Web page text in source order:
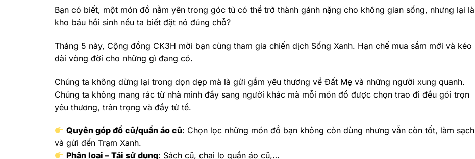
Bạn có biết, một món đồ nằm yên trong góc tủ có thể trở thành gánh nặng cho không gian sống, nhưng lại là
kho báu hồi sinh nếu ta biết đặt nó đúng chỗ?
Tháng 5 này, Cộng đồng CK3H mời bạn cùng tham gia chiến dịch Sống Xanh. Hạn chế mua sắm mới và kéo
dài vòng đời cho những gì đang có.
Chúng ta không dừng lại trong dọn dẹp mà là gửi gắm yêu thương về Đất Mẹ và những người xung quanh.
Chúng ta không mang rác từ nhà mình đẩy sang người khác mà mỗi món đồ được chọn trao đi đều gói trọn
yêu thương, trân trọng và đầy tử tế.
Quyên góp đồ cũ/quần áo cũ: Chọn lọc những món đồ bạn không còn dùng nhưng vẫn còn tốt, làm sạch
và gửi đến Trạm Xanh.
Phân loại – Tái sử dụng: Sách cũ, chai lọ quần áo cũ,…